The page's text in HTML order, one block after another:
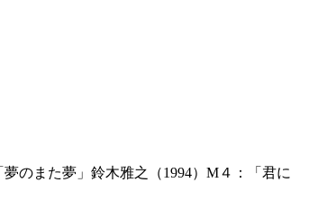
のまた夢」鈴木雅之（1994）M４：「君に